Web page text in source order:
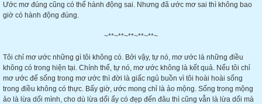
Ước mơ đúng cũng có thể hành động sai. Nhưng đã ước mơ sai thì không bao
giờ có hành động đúng.
~**~**~**~**~**~
Tôi chỉ mơ ước những gì tôi không có. Bởi vậy, tự nó, mơ ước là những điều
không có trong hiện tại. Chính thế, tự nó, mơ ước không là kết quả. Nếu tôi chỉ
mơ ước để sống trong mơ ước thì đời là giấc ngủ buồn vì tôi hoài hoài sống
trong điều không có thực. Bấy giờ, ước mong chỉ là ảo mộng. Sống trong mộng
ảo là lừa dối mình, cho dù lừa dối ấy có đẹp đến đâu thì cũng vẫn là lừa dối mà